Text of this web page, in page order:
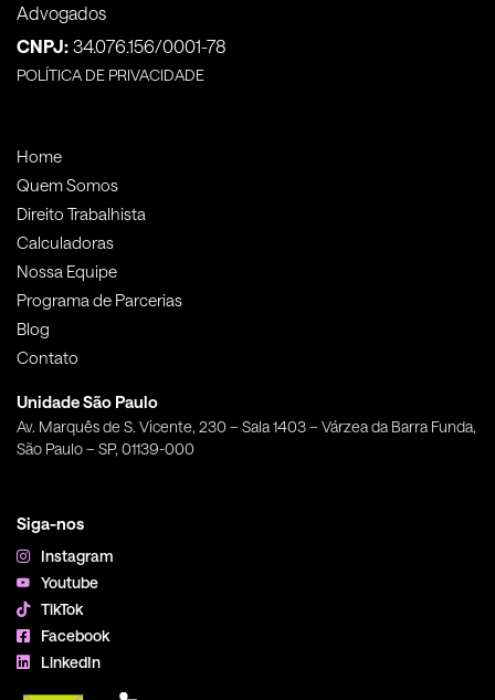
Advogados
CNPJ: 34.076.156/0001-78
POLÍTICA DE PRIVACIDADE
Home
Quem Somos
Direito Trabalhista
Calculadoras
Nossa Equipe
Programa de Parcerias
Blog
Contato
Unidade São Paulo
Av. Marquês de S. Vicente, 230 – Sala 1403 – Várzea da Barra Funda,
São Paulo – SP, 01139-000
Siga-nos
Instagram
Youtube
TikTok
Facebook
LinkedIn